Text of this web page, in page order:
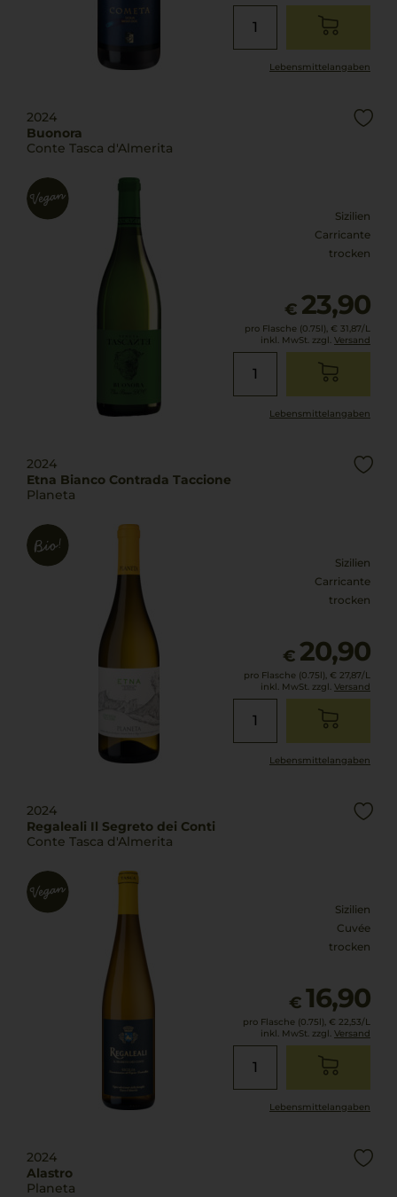
Lebensmittel­angaben
2024
Buonora
Conte Tasca d'Almerita
Sizilien
Carricante
trocken
€ 23,90
pro Flasche (0.75l), € 31,87/L
inkl. MwSt. zzgl. Versand
Lebensmittel­angaben
2024
Etna Bianco Contrada Taccione
Planeta
Sizilien
Carricante
trocken
€ 20,90
pro Flasche (0.75l), € 27,87/L
inkl. MwSt. zzgl. Versand
Lebensmittel­angaben
2024
Regaleali Il Segreto dei Conti
Conte Tasca d'Almerita
Sizilien
Cuvée
trocken
€ 16,90
pro Flasche (0.75l), € 22,53/L
inkl. MwSt. zzgl. Versand
Lebensmittel­angaben
2024
Alastro
Planeta